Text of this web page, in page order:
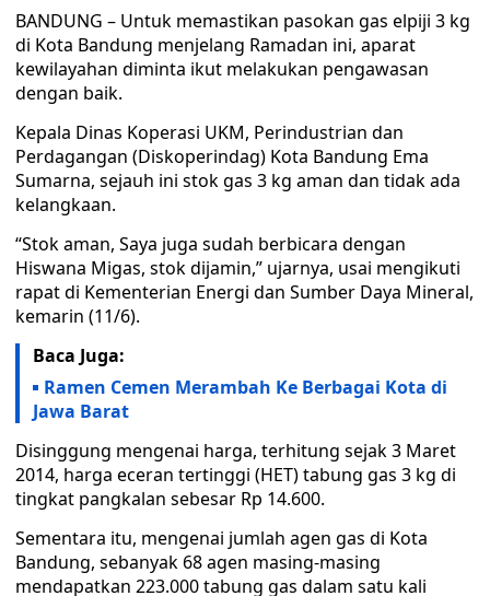
BANDUNG – Untuk memastikan pasokan gas elpiji 3 kg
di Kota Bandung menjelang Ramadan ini, aparat
kewilayahan diminta ikut melakukan pengawasan
dengan baik.
Kepala Dinas Koperasi UKM, Perindustrian dan
Perdagangan (Diskoperindag) Kota Bandung Ema
Sumarna, sejauh ini stok gas 3 kg aman dan tidak ada
kelangkaan.
“Stok aman, Saya juga sudah berbicara dengan
Hiswana Migas, stok dijamin,” ujarnya, usai mengikuti
rapat di Kementerian Energi dan Sumber Daya Mineral,
kemarin (11/6).
Baca Juga:
Ramen Cemen Merambah Ke Berbagai Kota di
Jawa Barat
Disinggung mengenai harga, terhitung sejak 3 Maret
2014, harga eceran tertinggi (HET) tabung gas 3 kg di
tingkat pangkalan sebesar Rp 14.600.
Sementara itu, mengenai jumlah agen gas di Kota
Bandung, sebanyak 68 agen masing-masing
mendapatkan 223.000 tabung gas dalam satu kali